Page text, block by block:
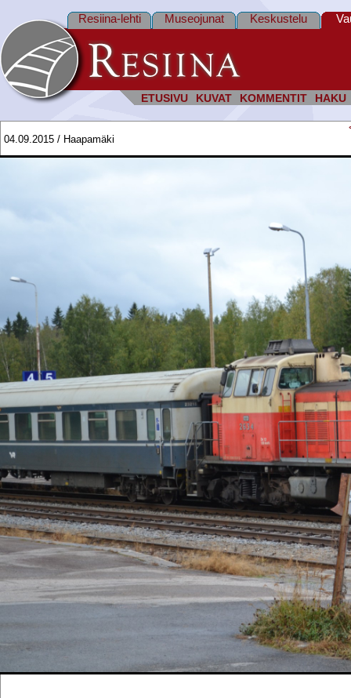
ETUSIVU KUVAT KOMMENTIT HAKU
Resiina-lehti Museojunat Keskustelu
04.09.2015 / Haapamäki